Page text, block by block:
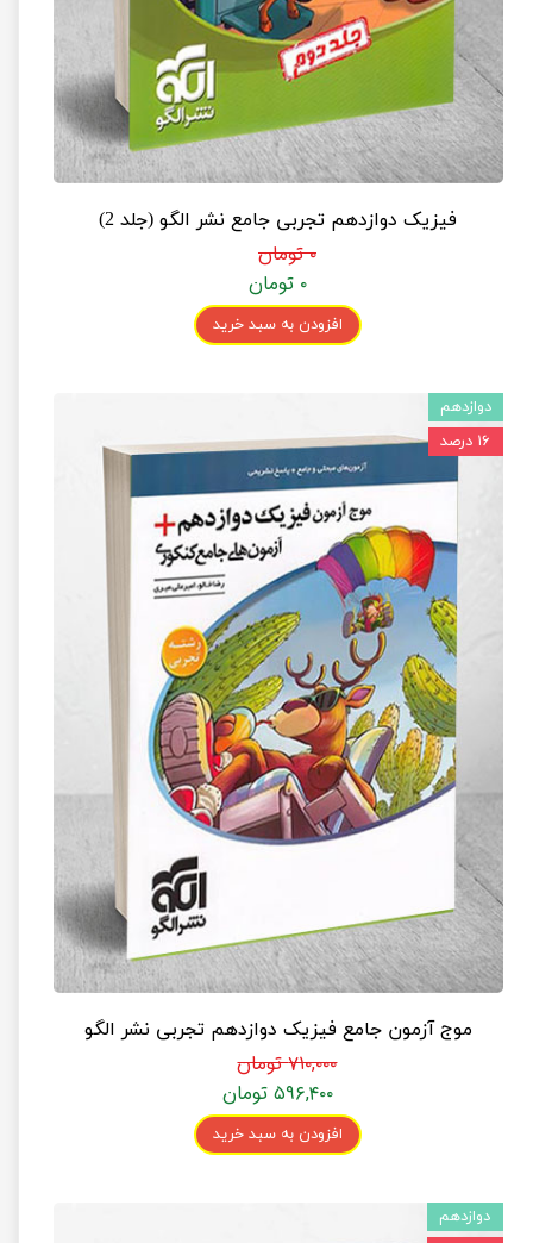
فیزیک دوازدهم تجربی جامع نشر الگو (جلد 2)
۰ تومان
۰ تومان
افزودن به سبد خرید
موج آزمون جامع فیزیک دوازدهم تجربی نشر الگو
۷۱۰,۰۰۰ تومان
۵۹۶,۴۰۰ تومان
افزودن به سبد خرید
دوازدهم
۱۶ درصد
دوازدهم